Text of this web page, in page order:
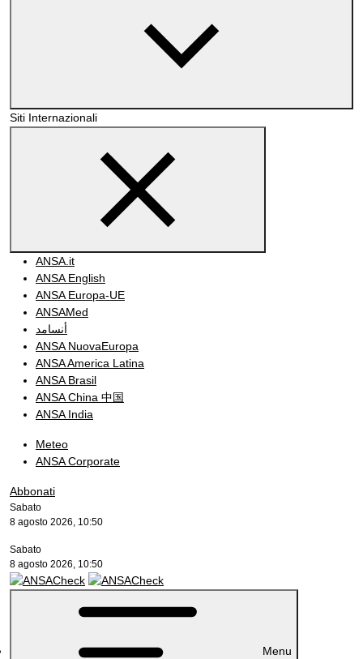
Siti Internazionali
ANSA.it
ANSA English
ANSA Europa-UE
ANSAMed
أنسامد
ANSA NuovaEuropa
ANSA America Latina
ANSA Brasil
ANSA China 中国
ANSA India
Meteo
ANSA Corporate
Abbonati
Sabato
8 agosto 2026, 10:50
Sabato
8 agosto 2026, 10:50
Menu